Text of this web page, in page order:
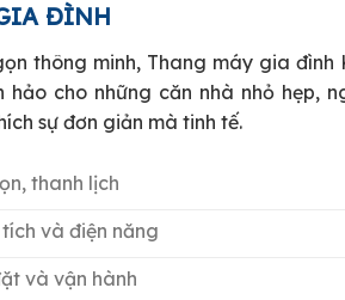
ĐÌNH
thông minh, Thang máy gia đình
hảo cho những căn nhà nhỏ hẹp,
sự đơn giản mà tinh tế.
thanh lịch
và điện năng
và vận hành